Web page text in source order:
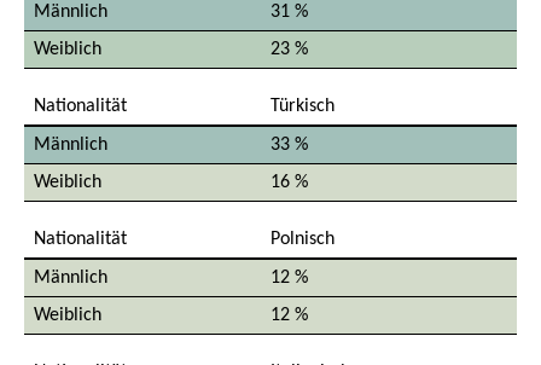
31 %
23 %
Türkisch
33 %
16 %
Polnisch
12 %
12 %